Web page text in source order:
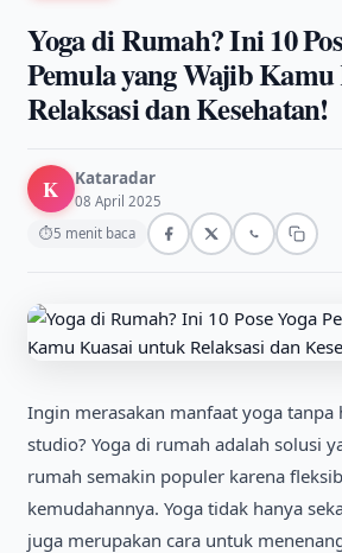
Yoga di Rumah? Ini 10
Pemula yang Wajib
Relaksasi dan Kesehatan!
K Kataradar
08 April 2025
⏱5 menit baca
Ingin merasakan manfaat yoga tanpa
studio? Yoga di rumah adalah solusi
rumah semakin populer karena
kemudahannya. Yoga tidak hanya
juga merupakan cara untuk